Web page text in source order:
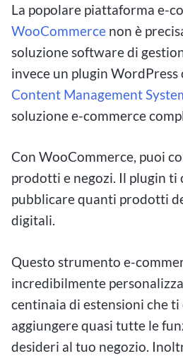
La popolare piattaforma e-
WooCommerce non è
soluzione software di
invece un plugin
Content Management
soluzione e-commerce
Con WooCommerce, puoi
prodotti e negozi. Il plugin ti
pubblicare quanti prodotti
digitali.
Questo strumento e-
incredibilmente
centinaia di estensioni che
aggiungere quasi tutte le
desideri al tuo negozio.